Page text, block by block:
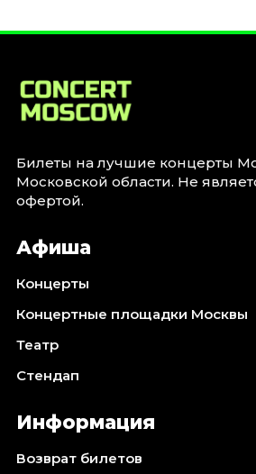
Билеты на лучшие концерты
Московской области. Не
офертой.
Афиша
Концерты
Концертные площадки Москвы
Театр
Стендап
Информация
Возврат билетов